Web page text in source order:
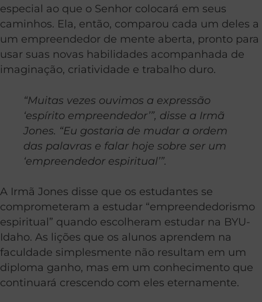
especial ao que o Senhor colocará em seus
caminhos. Ela, então, comparou cada um deles a
um empreendedor de mente aberta, pronto para
usar suas novas habilidades acompanhada de
imaginação, criatividade e trabalho duro.
“Muitas vezes ouvimos a expressão
‘espírito empreendedor’”, disse a Irmã
Jones. “Eu gostaria de mudar a ordem
das palavras e falar hoje sobre ser um
‘empreendedor espiritual’”.
A Irmã Jones disse que os estudantes se
comprometeram a estudar “empreendedorismo
espiritual” quando escolheram estudar na BYU-
Idaho. As lições que os alunos aprendem na
faculdade simplesmente não resultam em um
diploma ganho, mas em um conhecimento que
continuará crescendo com eles eternamente.